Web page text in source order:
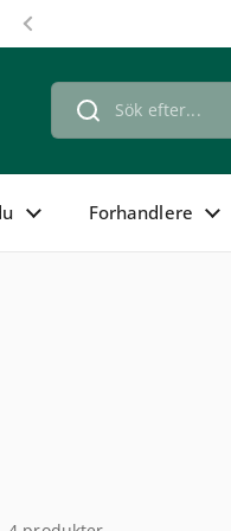
Föregående
Forhandlere